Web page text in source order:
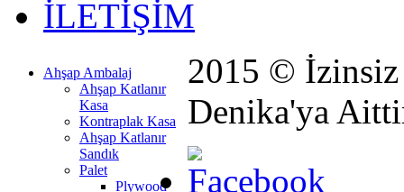
İLETİŞİM
Ahşap Ambalaj
Ahşap Katlanır
Kasa
Kontraplak Kasa
Ahşap Katlanır
Sandık
Palet
Plywood
2015 © İzinsiz
Denika'ya